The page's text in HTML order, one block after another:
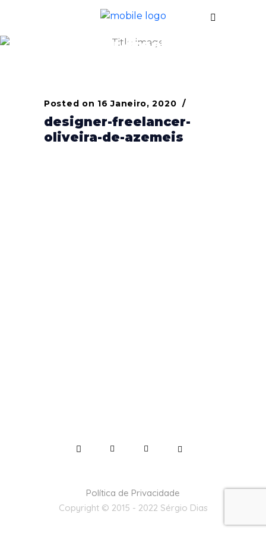
designer-freelancer-
Posted on 16 Janeiro, 2020
designer-freelancer-
oliveira-de-azemeis
Política de Privacidade
Copyright © 2015 - 2022 Sérgio Dias